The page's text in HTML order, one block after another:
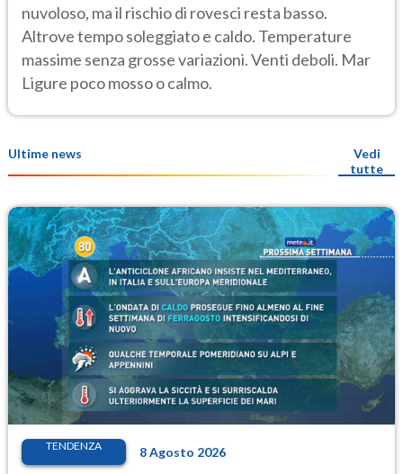
nuvoloso, ma il rischio di rovesci resta basso.
Altrove tempo soleggiato e caldo. Temperature
massime senza grosse variazioni. Venti deboli. Mar
Ligure poco mosso o calmo.
Ultime news
Vedi
tutte
TENDENZA 8 Agosto 2026